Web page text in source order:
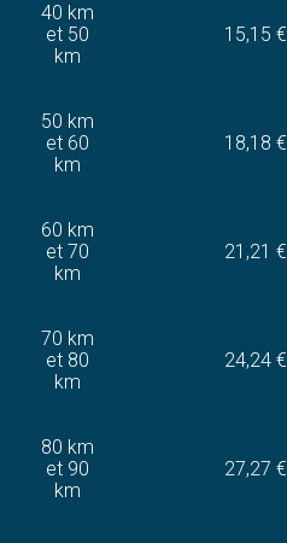
40 km
et 50
km
15,15 €
50 km
et 60
km
18,18 €
60 km
et 70
km
21,21 €
70 km
et 80
km
24,24 €
80 km
et 90
km
27,27 €